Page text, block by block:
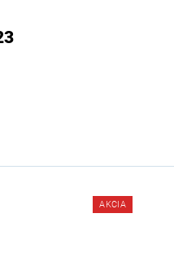
AKCIA